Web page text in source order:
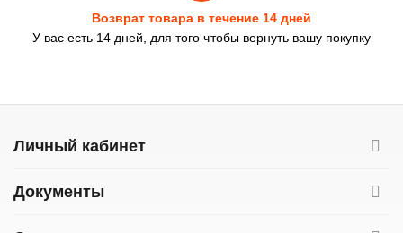
Возврат товара в течение 14 дней
У вас есть 14 дней, для того чтобы вернуть вашу покупку
Личный кабинет
Документы